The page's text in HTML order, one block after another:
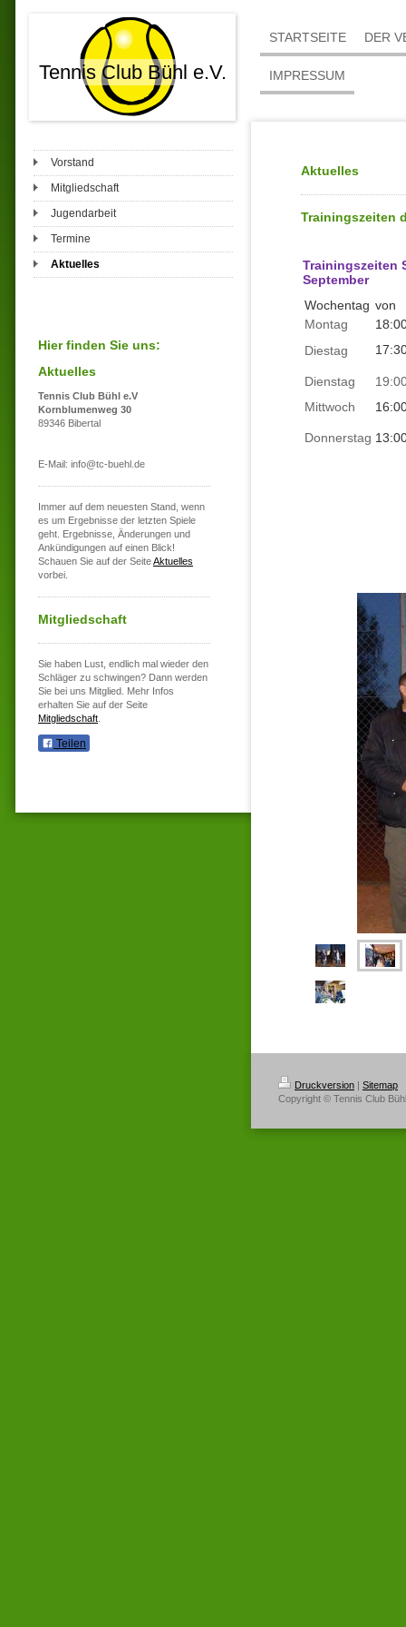
Tennis Club Bühl e.V.
Vorstand
Mitgliedschaft
Jugendarbeit
Termine
Aktuelles
Hier finden Sie uns:
Aktuelles
Tennis Club Bühl e.V
Kornblumenweg 30
89346 Bibertal
E-Mail: info@tc-buehl.de
Immer auf dem neuesten Stand, wenn
es um Ergebnisse der letzten Spiele
geht. Ergebnisse, Änderungen und
Ankündigungen auf einen Blick!
Schauen Sie auf der SeiteAktuelles
vorbei.
Mitgliedschaft
Sie haben Lust, endlich mal wieder den
Schläger zu schwingen? Dann werden
Sie bei uns Mitglied. Mehr Infos
erhalten Sie auf der Seite
Mitgliedschaft
Teilen
STARTSEITE DER
IMPRESSUM
Aktuelles
Trainingszeiten
Trainingszeiten
September
Wochentag von
Montag
Diestag
Dienstag
Mittwoch
Donnerstag
Druckversion | Sitemap
Copyright © Tennis Club